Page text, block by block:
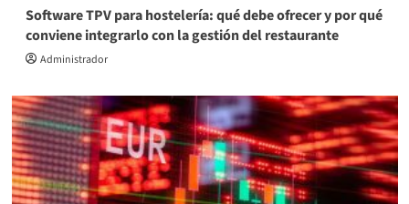
Software TPV para hostelería: qué debe ofrecer y por qué
conviene integrarlo con la gestión del restaurante
Administrador